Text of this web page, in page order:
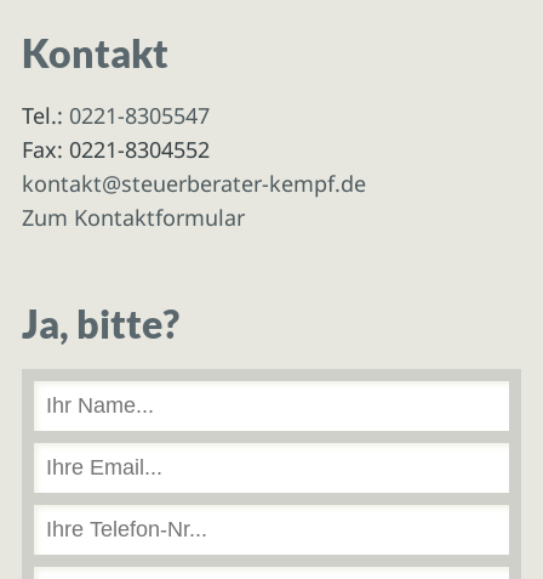
Kontakt
Tel.: 0221-8305547
Fax: 0221-8304552
kontakt@steuerberater-kempf.de
Zum Kontaktformular
Ja, bitte?